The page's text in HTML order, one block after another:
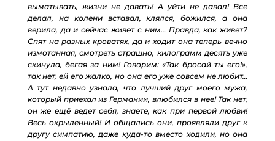
выматывать, жизни не давать! А уйти не давал! Все
делал, на колени вставал, клялся, божился, а она
верила, да и сейчас живет с ним… Правда, как живет?
Спят на разных кроватях, да и ходит она теперь вечно
измотанная, смотреть страшно, килограмм десять уже
скинула, бегая за ним! Говорим: «Так бросай ты его!»,
так нет, ей его жалко, но она его уже совсем не любит…
А тут недавно узнала, что лучший друг моего мужа,
который приехал из Германии, влюбился в нее! Так нет,
он же ещё ведет себя, знаете, как при первой любви!
Весь окрыленный! И общались они, проявляли друг к
другу симпатию, даже куда-то вместо ходили, но она